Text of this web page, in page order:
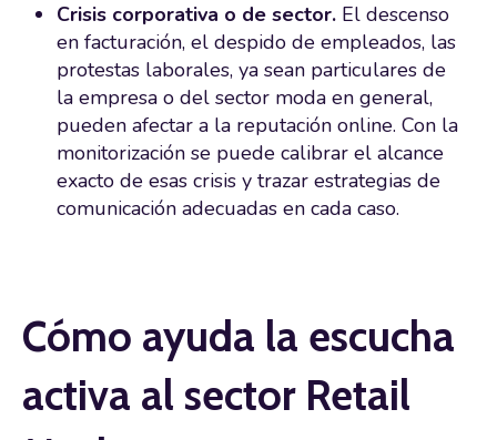
Crisis corporativa o de sector. El descenso
en facturación, el despido de empleados, las
protestas laborales, ya sean particulares de
la empresa o del sector moda en general,
pueden afectar a la reputación online. Con la
monitorización se puede calibrar el alcance
exacto de esas crisis y trazar estrategias de
comunicación adecuadas en cada caso.
Cómo ayuda la escucha
activa al sector Retail